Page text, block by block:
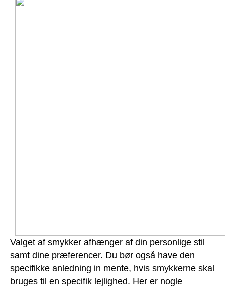
Valget af smykker afhænger af din personlige stil
samt dine præferencer. Du bør også have den
specifikke anledning in mente, hvis smykkerne skal
bruges til en specifik lejlighed. Her er nogle